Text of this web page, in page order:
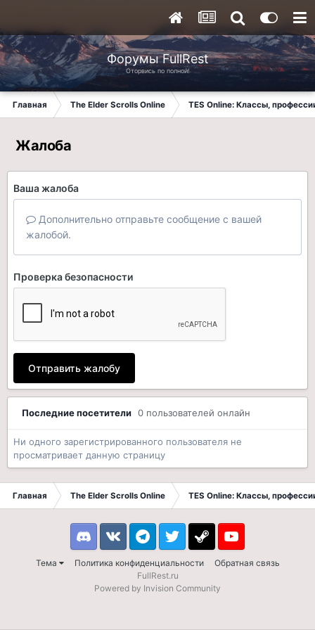
Форумы FullRest
Оторвись по полной!
Главная The Elder Scrolls Online TES Online: Классы,
Жалоба
Ваша жалоба
Дополнительно отправьте сообщение с вашей
жалобой.
Проверка безопасности
Отправить жалобу
Последние посетители 0 пользователей онлайн
Ни одного зарегистрированного пользователя не
просматривает данную страницу
Главная The Elder Scrolls Online TES Online: Классы,
Тема Политика конфиденциальности Обратная связь
DiscordVK TelegramTwitter Steam Youtube
FullRest.ru
Powered by Invision Community